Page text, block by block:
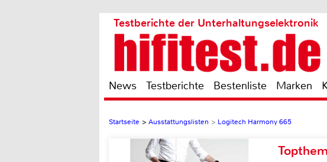
Testberichte der Unterhaltungselektronik
News Testberichte Bestenliste Marken
Startseite > Ausstattungslisten > Logitech Harmony 665